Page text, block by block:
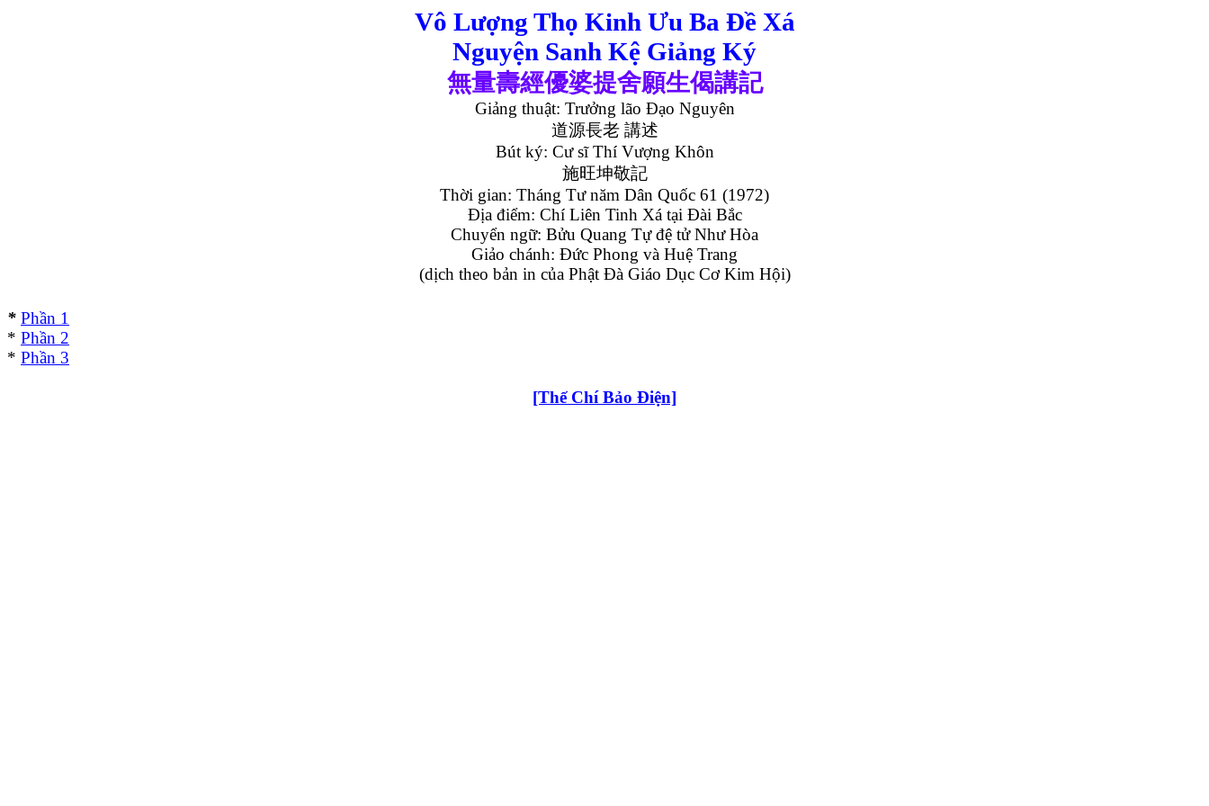
Vô Lượng Thọ Kinh Ưu Ba Đề Xá
Nguyện Sanh Kệ Giảng Ký
無量壽經優婆提舍願生偈講記
Giảng thuật: Trưởng lão Đạo Nguyên
道源長老 講述
Bút ký: Cư sĩ Thí Vượng Khôn
施旺坤敬記
Thời gian: Tháng Tư năm Dân Quốc 61 (1972)
Địa điểm: Chí Liên Tinh Xá tại Đài Bắc
Chuyển ngữ: Bửu Quang Tự đệ tử Như Hòa
Giảo chánh: Đức Phong và Huệ Trang
(dịch theo bản in của Phật Đà Giáo Dục Cơ Kim Hội)
* Phần 1
* Phần 2
* Phần 3
[Thế Chí Bảo Điện]